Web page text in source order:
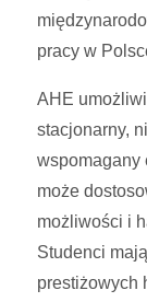
pracy w
AHE
stacjonarny,
wspomagany
może
możliwości i
Studenci
prestiżowych